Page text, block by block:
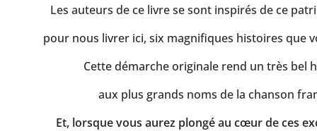
Les auteurs de ce livre se sont inspirés de ce
pour nous livrer ici, six magnifiques histoires que
Cette démarche originale rend un très bel
aux plus grands noms de la chanson
Et, lorsque vous aurez plongé au cœur de ces